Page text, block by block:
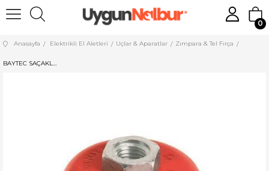
0
Anasayfa Elektrikli El Aletleri Uçlar & Aparatlar Zımpara & Tel Fırça
BAYTEC SAÇAKLI ÇANAK FIRÇA 65 MM MK1100